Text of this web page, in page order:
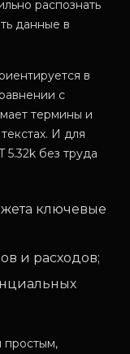
распознать
данные в
в
с
термины и
И для
5.32k без труда
ключевые
и расходов;
простым,